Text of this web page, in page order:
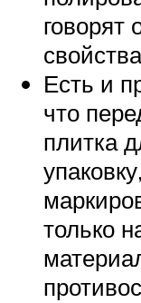
говорят
Есть и
что
плитка
только